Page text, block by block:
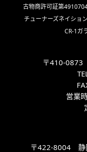
古物商許可証第
チューナーズネイショ
CR-1ガ
〒410-0873
営業
〒422-8004 静